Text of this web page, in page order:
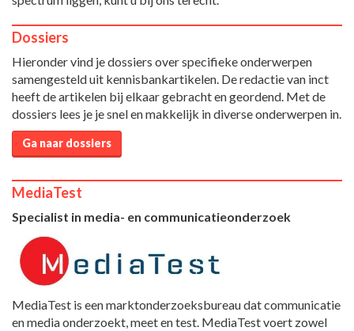
Dossiers
Hieronder vind je dossiers over specifieke onderwerpen
samengesteld uit kennisbankartikelen. De redactie van inct
heeft de artikelen bij elkaar gebracht en geordend. Met de
dossiers lees je je snel en makkelijk in diverse onderwerpen in.
Ga naar dossiers
MediaTest
Specialist in media- en communicatieonderzoek
MediaTest is een marktonderzoeksbureau dat communicatie
en media onderzoekt, meet en test. MediaTest voert zowel